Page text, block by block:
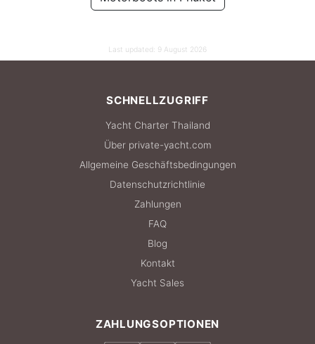
Last updated: 9 August 2026
SCHNELLZUGRIFF
Yacht Charter Thailand
Über private-yacht.com
Allgemeine Geschäftsbedingungen
Datenschutzrichtlinie
Zahlungen
FAQ
Blog
Kontakt
Yacht Sales
ZAHLUNGSOPTIONEN